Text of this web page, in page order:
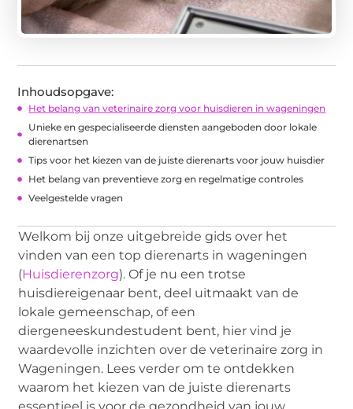
Inhoudsopgave:
Het belang van veterinaire zorg voor huisdieren in wageningen
Unieke en gespecialiseerde diensten aangeboden door lokale
dierenartsen
Tips voor het kiezen van de juiste dierenarts voor jouw huisdier
Het belang van preventieve zorg en regelmatige controles
Veelgestelde vragen
Welkom bij onze uitgebreide gids over het
vinden van een top dierenarts in wageningen
(Huisdierenzorg). Of je nu een trotse
huisdiereigenaar bent, deel uitmaakt van de
lokale gemeenschap, of een
diergeneeskundestudent bent, hier vind je
waardevolle inzichten over de veterinaire zorg in
Wageningen. Lees verder om te ontdekken
waarom het kiezen van de juiste dierenarts